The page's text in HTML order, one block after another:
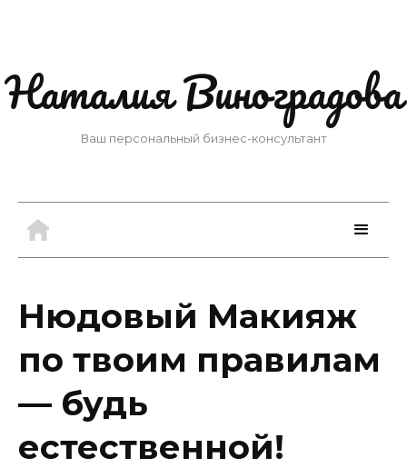
Наталия Виноградова
Ваш персональный бизнес-консультант
Нюдовый Макияж
по твоим правилам
— будь
естественной!